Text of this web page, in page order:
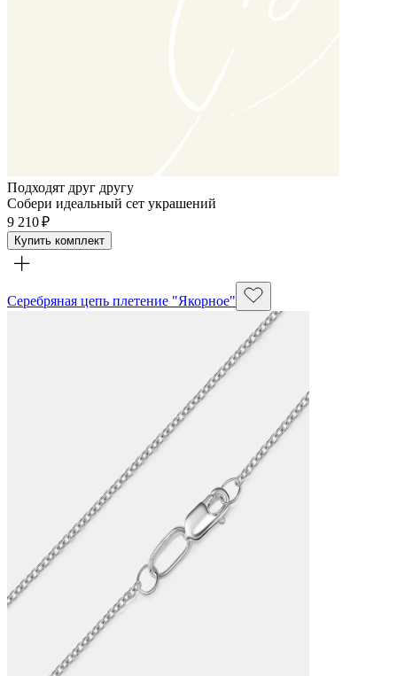
Подходят друг другу
Собери идеальный сет украшений
9 210 ₽
Купить комплект
Серебряная цепь плетение "Якорное"